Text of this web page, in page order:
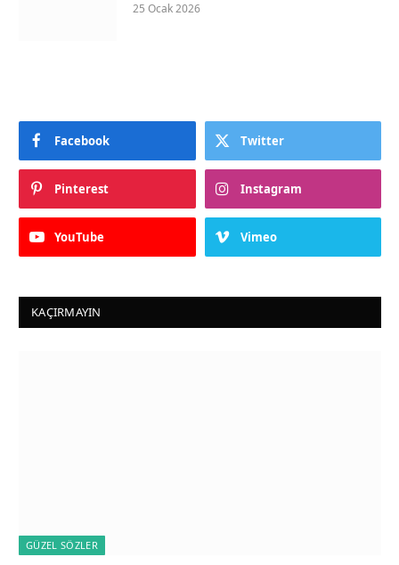
25 Ocak 2026
Facebook Twitter
Pinterest Instagram
YouTube Vimeo
KAÇIRMAYIN
GÜZEL SÖZLER